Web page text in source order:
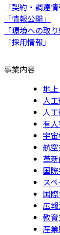
「契約・調達情
「情報公開」
「環境への取
「採用情報」
事業内容
地
人
人
有
宇
航
革
国
ス
国
広
教
産